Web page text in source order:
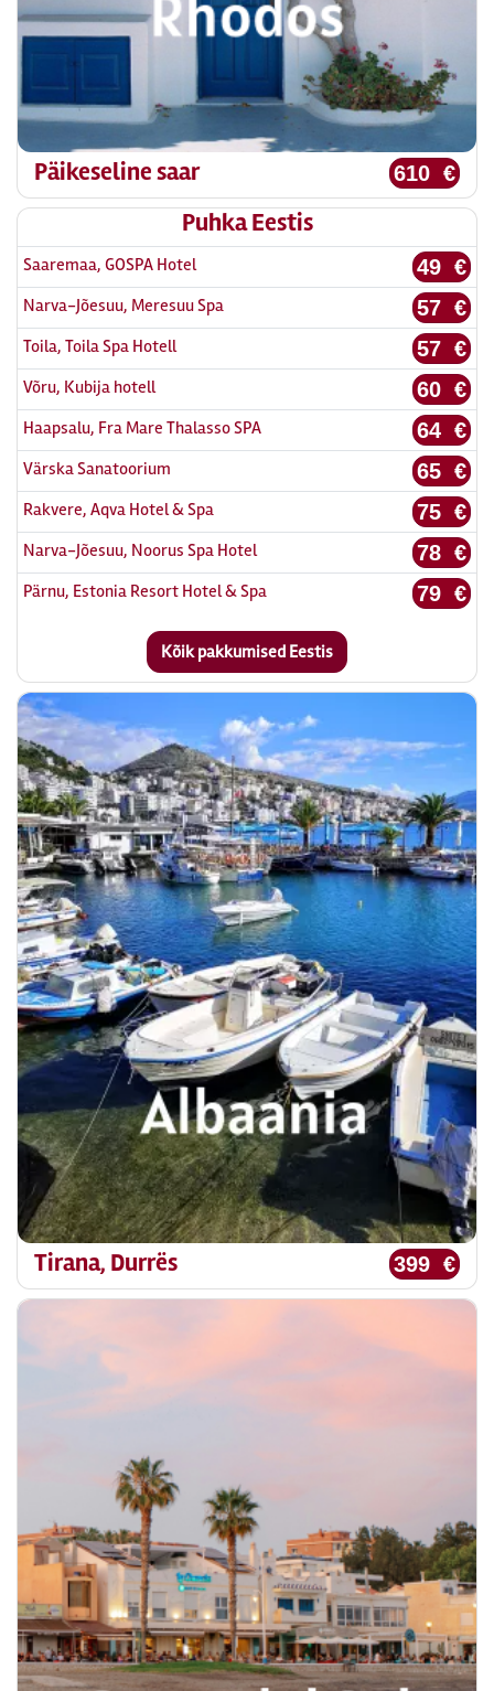
610 €
Päikeseline saar
Puhka Eestis
Saaremaa, GOSPA Hotel 49 €
Narva-Jõesuu, Meresuu Spa 57 €
Toila, Toila Spa Hotell 57 €
Võru, Kubija hotell 60 €
Haapsalu, Fra Mare Thalasso SPA 64 €
Värska Sanatoorium 65 €
Rakvere, Aqva Hotel & Spa 75 €
Narva-Jõesuu, Noorus Spa Hotel 78 €
Pärnu, Estonia Resort Hotel & Spa 79 €
399 €
Tirana, Durrës